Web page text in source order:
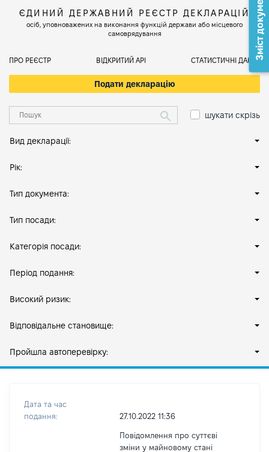
ЄДИНИЙ ДЕРЖАВНИЙ РЕЄСТР ДЕКЛАРАЦІЙ
осіб, уповноважених на виконання функцій держави або місцевого
самоврядування
ПРО РЕЄСТР ВІДКРИТИЙ АРІ СТАТИСТИЧНІ ДАНІ
Подати декларацію
шукати скрізь
Вид декларації:
Рік:
Тип документа:
Тип посади:
Категорія посади:
Період подання:
Високий ризик:
Відповідальне становище:
Пройшла автоперевірку:
Дата та час
подання:
27.10.2022 11:36
Повідомлення про суттєві
зміни у майновому стані
Зміст документа